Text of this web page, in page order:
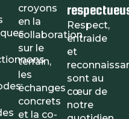
croyons
en la
collaboration
sur le
terrain,
les
échanges
concrets
et la co-
Respect,
entraide
et
sont au
cœur de
notre